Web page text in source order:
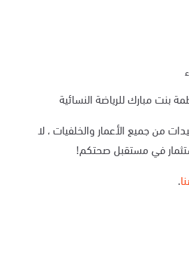
بنت مبارك للرياضة النسائية
من جميع الأعمار والخلفيات ، لا
في مستقبل صحتكم!
.